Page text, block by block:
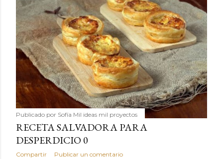
Publicado por Sofía Mil ideas mil proyectos
RECETA SALVADORA PARA
DESPERDICIO 0
Compartir Publicar un comentario